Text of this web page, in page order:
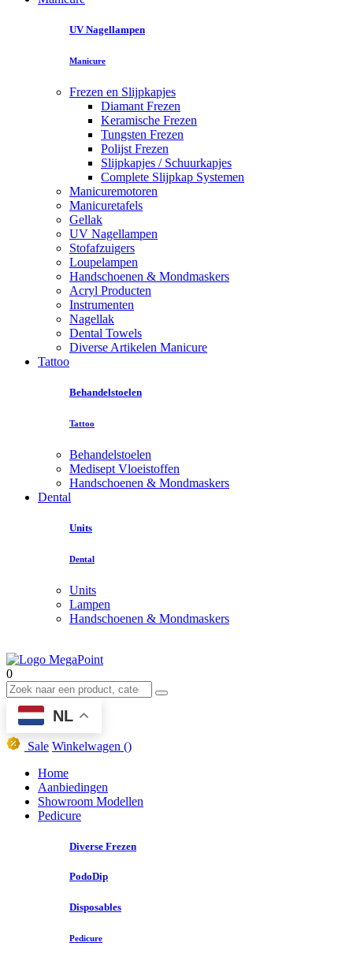
UV Nagellampen
Manicure
Frezen en Slijpkapjes
Diamant Frezen
Keramische Frezen
Tungsten Frezen
Polijst Frezen
Slijpkapjes / Schuurkapjes
Complete Slijpkap Systemen
Manicuremotoren
Manicuretafels
Gellak
UV Nagellampen
Stofafzuigers
Loupelampen
Handschoenen & Mondmaskers
Acryl Producten
Instrumenten
Nagellak
Dental Towels
Diverse Artikelen Manicure
Tattoo
Behandelstoelen
Tattoo
Behandelstoelen
Medisept Vloeistoffen
Handschoenen & Mondmaskers
Dental
Units
Dental
Units
Lampen
Handschoenen & Mondmaskers
0
NL
Sale Winkelwagen ()
Home
Aanbiedingen
Showroom Modellen
Pedicure
Diverse Frezen
PodoDip
Disposables
Pedicure